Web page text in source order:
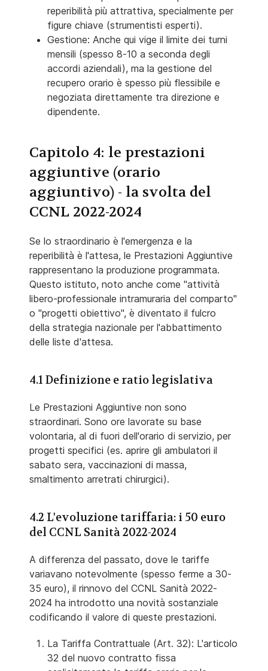
reperibilità più attrattiva, specialmente per
figure chiave (strumentisti esperti).
Gestione: Anche qui vige il limite dei turni
mensili (spesso 8-10 a seconda degli
accordi aziendali), ma la gestione del
recupero orario è spesso più flessibile e
negoziata direttamente tra direzione e
dipendente.
Capitolo 4: le prestazioni
aggiuntive (orario
aggiuntivo) - la svolta del
CCNL 2022-2024
Se lo straordinario è l'emergenza e la
reperibilità è l'attesa, le Prestazioni Aggiuntive
rappresentano la produzione programmata.
Questo istituto, noto anche come "attività
libero-professionale intramuraria del comparto"
o "progetti obiettivo", è diventato il fulcro
della strategia nazionale per l'abbattimento
delle liste d'attesa.
4.1 Definizione e ratio legislativa
Le Prestazioni Aggiuntive non sono
straordinari. Sono ore lavorate su base
volontaria, al di fuori dell'orario di servizio, per
progetti specifici (es. aprire gli ambulatori il
sabato sera, vaccinazioni di massa,
smaltimento arretrati chirurgici).
4.2 L'evoluzione tariffaria: i 50 euro
del CCNL Sanità 2022-2024
A differenza del passato, dove le tariffe
variavano notevolmente (spesso ferme a 30-
35 euro), il rinnovo del CCNL Sanità 2022-
2024 ha introdotto una novità sostanziale
codificando il valore di queste prestazioni.
La Tariffa Contrattuale (Art. 32): L'articolo
32 del nuovo contratto fissa